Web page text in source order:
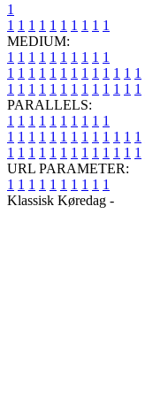
1
1 1 1 1 1 1 1 1 1 1
MEDIUM:
1 1 1 1 1 1 1 1 1 1
1 1 1 1 1 1 1 1 1 1 1 1 1
1 1 1 1 1 1 1 1 1 1 1 1 1
PARALLELS:
1 1 1 1 1 1 1 1 1 1
1 1 1 1 1 1 1 1 1 1 1 1 1
1 1 1 1 1 1 1 1 1 1 1 1 1
URL PARAMETER:
1 1 1 1 1 1 1 1 1 1
Klassisk Køredag -